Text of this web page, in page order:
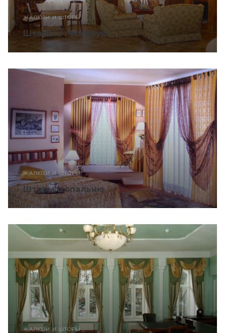
ЖАЛЮЗИ И ШТОРЫ
Шторы в гостиную
ЖАЛЮЗИ И ШТОРЫ
Шторы в спальню
ЖАЛЮЗИ И ШТОРЫ